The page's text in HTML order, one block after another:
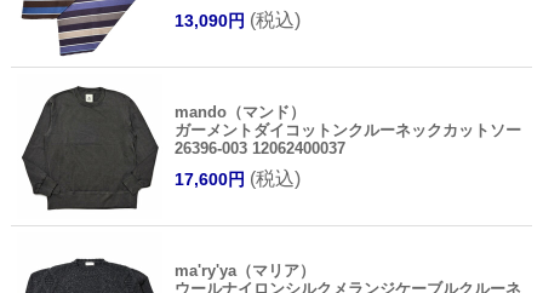
13,090円 (税込)
mando（マンド）
ガーメントダイコットンクルーネックカットソー
26396-003 12062400037
17,600円 (税込)
ma'ry'ya（マリア）
ウールナイロンシルクメランジケーブルクルーネ